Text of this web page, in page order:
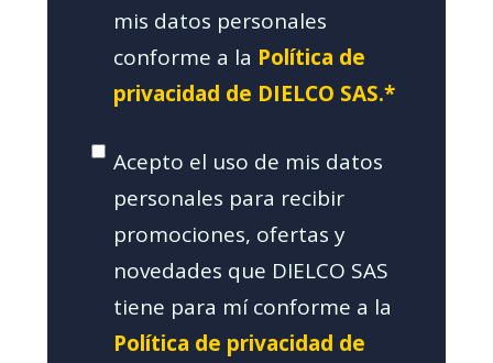
mis datos personales
conforme a la Política de
privacidad de DIELCO SAS.*
Acepto el uso de mis datos
personales para recibir
promociones, ofertas y
novedades que DIELCO SAS
tiene para mí conforme a la
Política de privacidad de